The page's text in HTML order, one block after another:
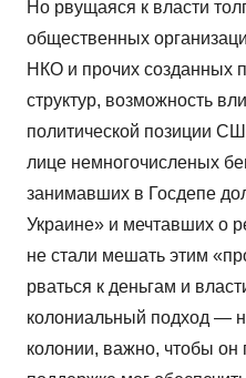
Но рвущаяся к власти
общественных
НКО и прочих созданных
структур, возможность
политической позиции
лице немногочисленых
занимавших в Госдепе
Украине» и мечтавших о
не стали мешать этим
рваться к деньгам и
колониальный подход —
колонии, важно, чтобы